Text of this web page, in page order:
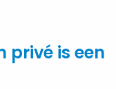
privé is een